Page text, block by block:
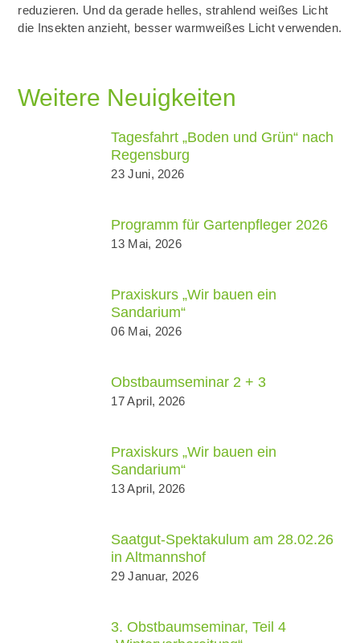
reduzieren. Und da gerade helles, strahlend weißes Licht
die Insekten anzieht, besser warmweißes Licht verwenden.
Weitere Neuigkeiten
Tagesfahrt „Boden und Grün“ nach
Regensburg
23 Juni, 2026
Programm für Gartenpfleger 2026
13 Mai, 2026
Praxiskurs „Wir bauen ein
Sandarium“
06 Mai, 2026
Obstbaumseminar 2 + 3
17 April, 2026
Praxiskurs „Wir bauen ein
Sandarium“
13 April, 2026
Saatgut-Spektakulum am 28.02.26
in Altmannshof
29 Januar, 2026
3. Obstbaumseminar, Teil 4